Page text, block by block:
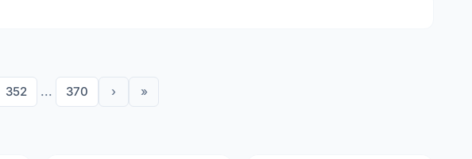
352 ... 370 › »